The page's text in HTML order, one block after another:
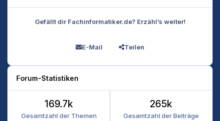
Gefällt dir Fachinformatiker.de? Erzähl’s weiter!
E-Mail Teilen
Forum-Statistiken
Gesamtzahl der Themen
169.7k
Gesamtzahl der Beiträge
265k